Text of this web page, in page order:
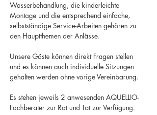
Wasserbehandlung, die kinderleichte
Montage und die entsprechend einfache,
selbstständige Service-Arbeiten gehören zu
den Hauptthemen der Anlässe.
Unsere Gäste können direkt Fragen stellen
und es können auch individuelle Sitzungen
gehalten werden ohne vorige Vereinbarung.
Es stehen jeweils 2 anwesenden AQUELLIO-
Fachberater zur Rat und Tat zur Verfügung.